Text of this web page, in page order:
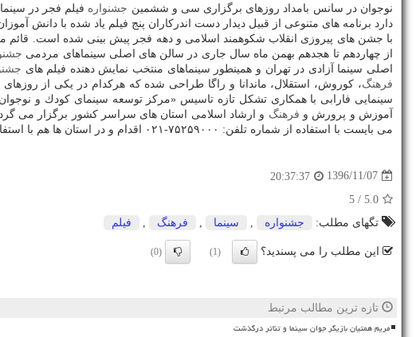
نوجوان در سانس بامداد روزهای برگزاری سی و ششمین جشنواره فیلم فجر در
دارد برنامه های متنوعی از قبیل دیدار دست اندركاران پنج فیلم یاد شده با دانش
از چهاردهم تا هجدهم بهمن ماه سال جاری در سالن های اصلی سینماهای مردمی
اصلی سینما آزادی در تهران و همینطور سینماهای منتخب نمایش دهنده فیلم های
فرهنگ، كوروش، استقلال، ماندانا و راگا طراحی شده كه هركدام در یكی از
سینمایی فارابی با همكاری تشكل تازه تاسیس «مركز توسعه سینمای كودك و
آموزش و پرورش و فرهنگ و ارشاد اسلامی استان های سراسر كشور برگزار می
می بایست با استفاده از شماره تلفن: ۷۵۲۵۹۰۰۰-۰۲۱ اقدام و در استان ها هم با استفاده از ادارات كل آموزش و پرورش استان مربوطه اقدام نمایند.
1396/11/07
20:37:37
5.0
/ 5
تگهای مطلب:
جشنواره سینما فرهنگ فیلم
این مطلب را می پسندید؟ (1)
(0)
تازه ترین مطالب مرتبط
مریم همتیان بازیگر جوان سینما و تئاتر درگذشت